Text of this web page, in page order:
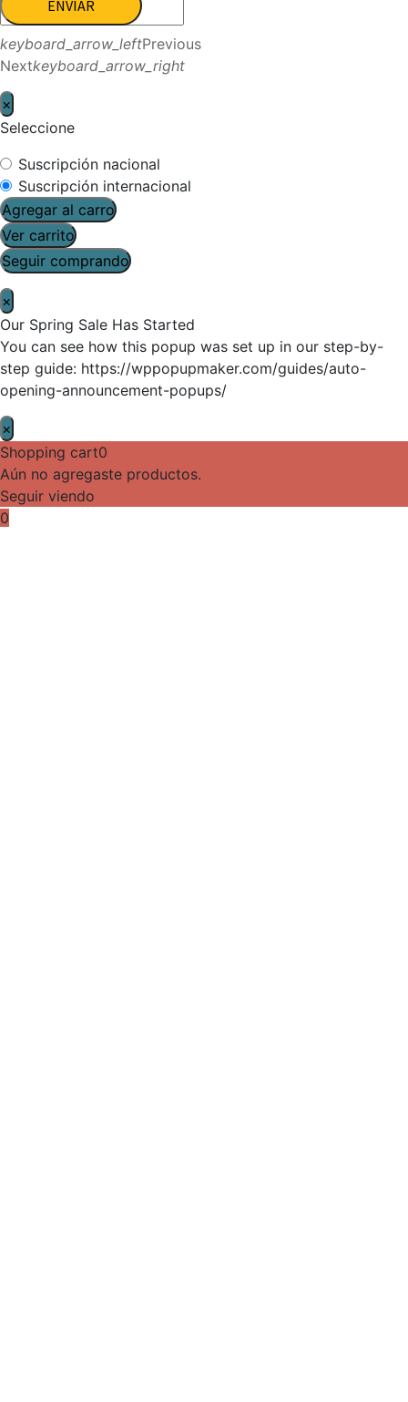
ENVIAR
keyboard_arrow_leftPrevious
Nextkeyboard_arrow_right
×
Seleccione
Suscripción nacional
Suscripción internacional
Agregar al carro
Ver carrito
Seguir comprando
×
Our Spring Sale Has Started
You can see how this popup was set up in our step-by-
step guide: https://wppopupmaker.com/guides/auto-
opening-announcement-popups/
×
Shopping cart0
Aún no agregaste productos.
Seguir viendo
0